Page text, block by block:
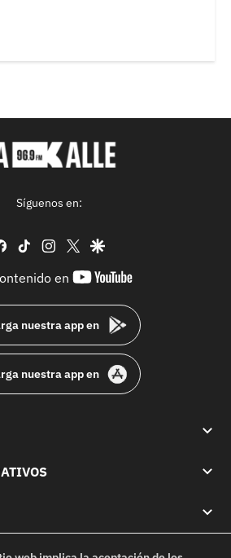
Síguenos en:
facebook
tiktok instagram
twittergoogle
en
youtube-
nuestra app en
nuestra app en